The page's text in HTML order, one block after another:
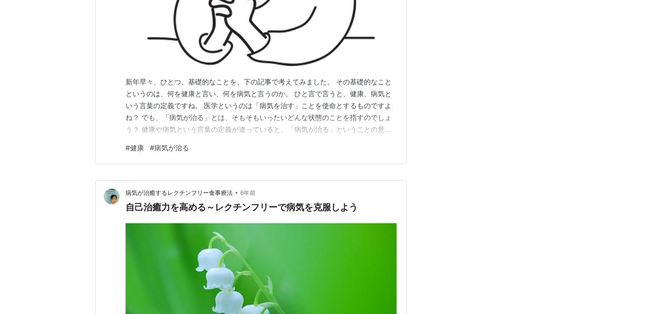
新年早々、ひとつ、基礎的なことを、下の記事で考えてみました。 その基礎的なこと
というのは、何を健康と言い、何を病気と言うのか。 ひと言で言うと、健康、病気と
いう言葉の定義ですね。 医学というのは「病気を治す」ことを使命とするものですよ
ね？ でも、「病気が治る」とは、そもそもいったいどんな状態のことを指すのでしょ
う？ 健康や病気という言葉の定義が違っていると、「病気が治る」ということの意味
テーマではありませんか。 （了） 2021年3月1日に文章を一部修正しました。
#健康 #病気が治る
病気が治癒するレクチンフリー食事療法 • 6年前
自己治癒力を高める～レクチンフリーで病気を克服しよう